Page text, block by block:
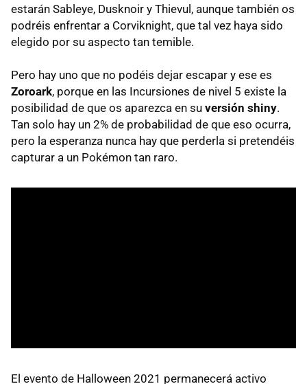
estarán Sableye, Dusknoir y Thievul, aunque también os
podréis enfrentar a Corviknight, que tal vez haya sido
elegido por su aspecto tan temible.
Pero hay uno que no podéis dejar escapar y ese es
Zoroark, porque en las Incursiones de nivel 5 existe la
posibilidad de que os aparezca en su versión shiny.
Tan solo hay un 2% de probabilidad de que eso ocurra,
pero la esperanza nunca hay que perderla si pretendéis
capturar a un Pokémon tan raro.
El evento de Halloween 2021 permanecerá activo